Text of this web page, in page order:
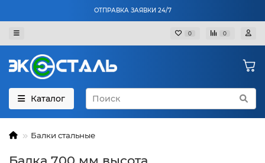
ОТПРАВКА ЗАЯВКИ 24/7
0 0
Каталог
Балки стальные